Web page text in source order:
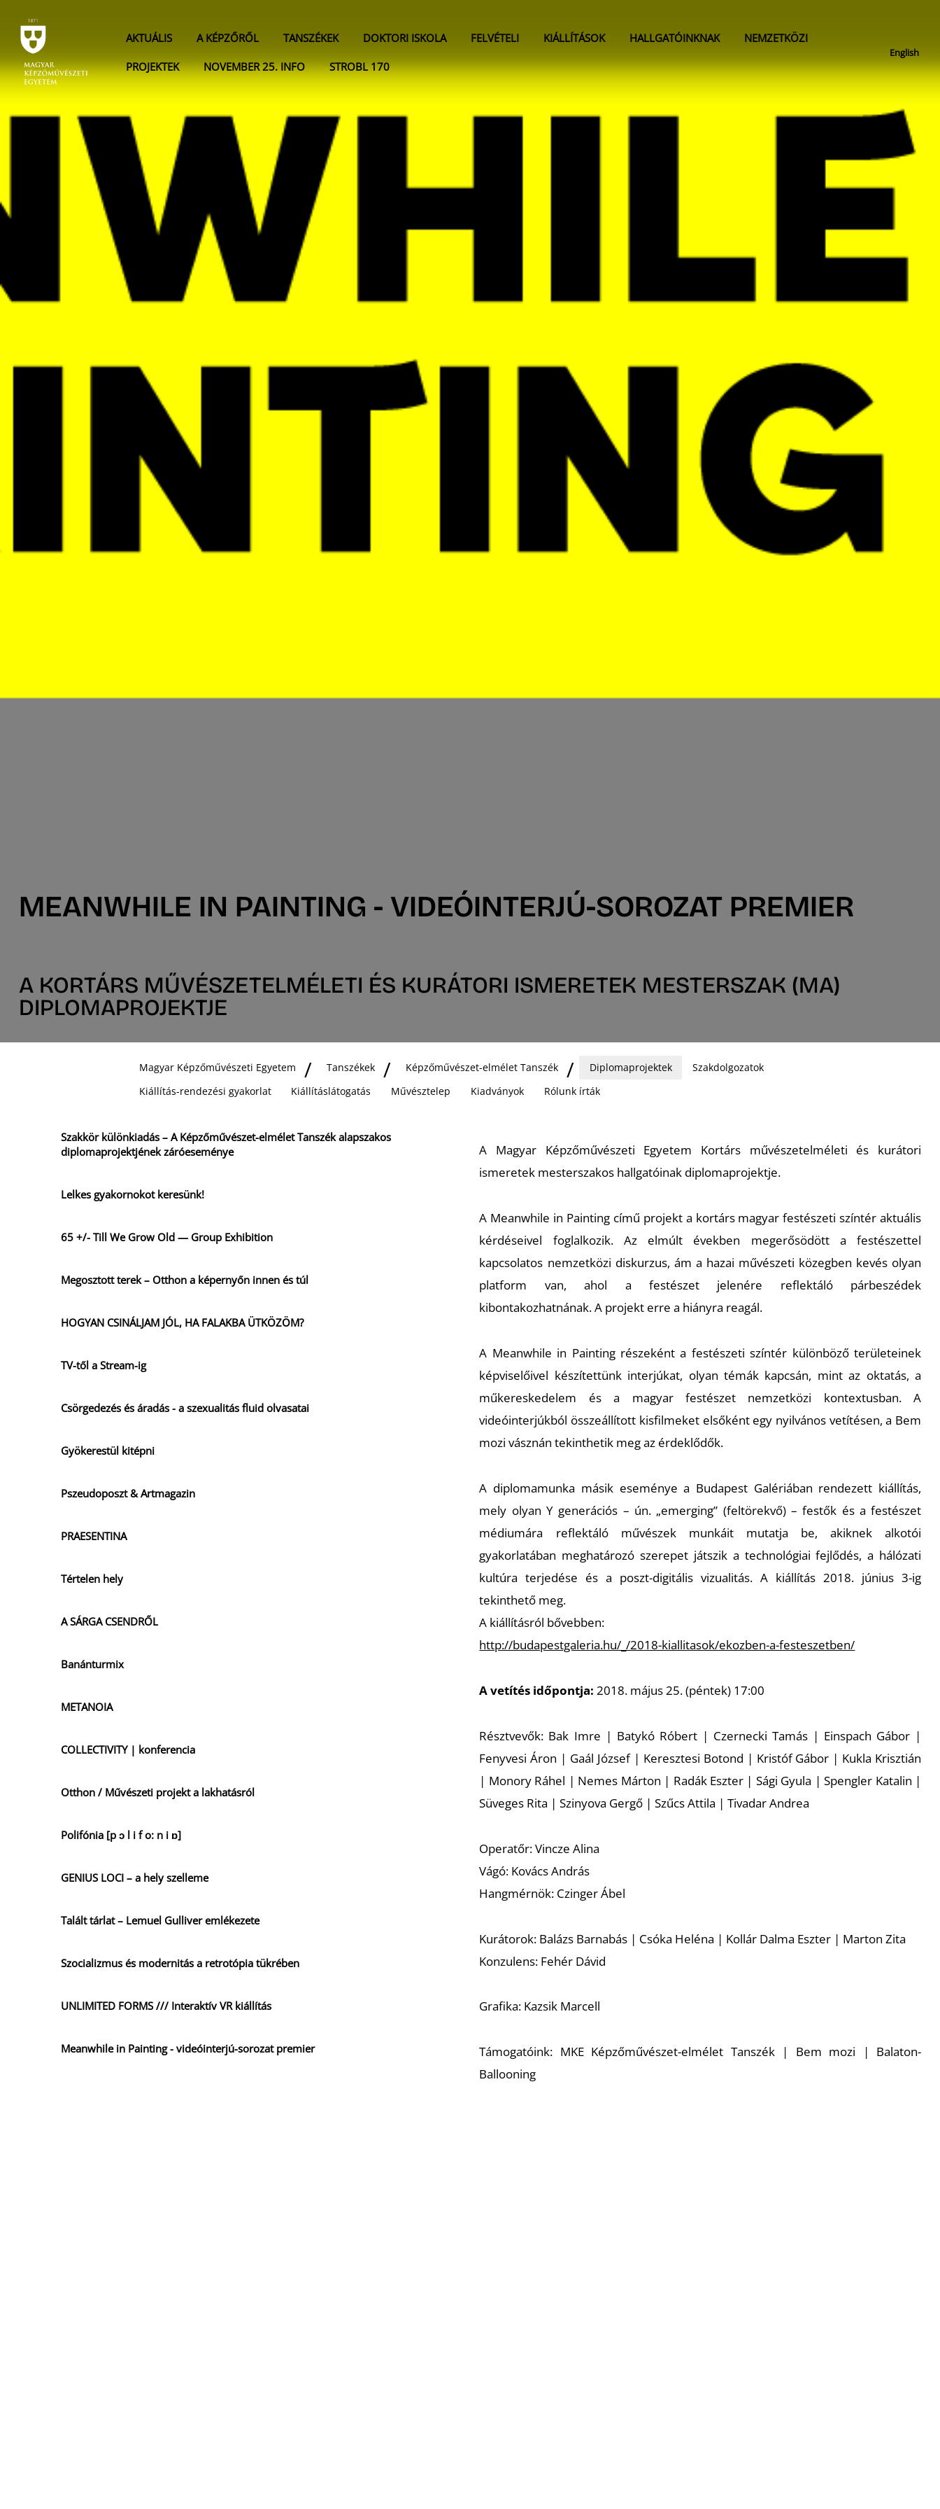
AKTUÁLIS A KÉPZŐRŐL TANSZÉKEK DOKTORI ISKOLA FELVÉTELI KIÁLLÍTÁSOK HALLGATÓINKNAK
NEMZETKÖZI
PROJEKTEK
NOVEMBER 25. INFO STROBL 170
English
MEANWHILE IN PAINTING - VIDEÓINTERJÚ-SOROZAT PREMIER
A KORTÁRS MŰVÉSZETELMÉLETI ÉS KURÁTORI ISMERETEK MESTERSZAK (MA)
DIPLOMAPROJEKTJE
Magyar Képzőművészeti Egyetem Tanszékek Képzőművészet-elmélet Tanszék Diplomaprojektek
Szakdolgozatok
Kiállítás-rendezési gyakorlat
Kiállításlátogatás Művésztelep Kiadványok Rólunk írták
Szakkör különkiadás – A Képzőművészet-elmélet Tanszék alapszakos
diplomaprojektjének záróeseménye
Lelkes gyakornokot keresünk!
65 +/- Till We Grow Old — Group Exhibition
Megosztott terek – Otthon a képernyőn innen és túl
HOGYAN CSINÁLJAM JÓL, HA FALAKBA ÜTKÖZÖM?
TV-től a Stream-ig
Csörgedezés és áradás - a szexualitás fluid olvasatai
Gyökerestül kitépni
Pszeudoposzt & Artmagazin
PRAESENTINA
Tértelen hely
A SÁRGA CSENDRŐL
Banánturmix
METANOIA
COLLECTIVITY | konferencia
Otthon / Művészeti projekt a lakhatásról
Polifónia [p ɔ l i f o: n i ɒ]
GENIUS LOCI – a hely szelleme
Talált tárlat – Lemuel Gulliver emlékezete
Szocializmus és modernitás a retrotópia tükrében
UNLIMITED FORMS /// Interaktív VR kiállítás
Meanwhile in Painting - videóinterjú-sorozat premier
A Magyar Képzőművészeti Egyetem Kortárs művészetelméleti és kurátori
ismeretek mesterszakos hallgatóinak diplomaprojektje.
A Meanwhile in Painting című projekt a kortárs magyar festészeti színtér aktuális
kérdéseivel foglalkozik. Az elmúlt években megerősödött a festészettel
kapcsolatos nemzetközi diskurzus, ám a hazai művészeti közegben kevés olyan
platform van, ahol a festészet jelenére reflektáló párbeszédek
kibontakozhatnának. A projekt erre a hiányra reagál.
A Meanwhile in Painting részeként a festészeti színtér különböző területeinek
képviselőivel készítettünk interjúkat, olyan témák kapcsán, mint az oktatás, a
műkereskedelem és a magyar festészet nemzetközi kontextusban. A
videóinterjúkból összeállított kisfilmeket elsőként egy nyilvános vetítésen, a Bem
mozi vásznán tekinthetik meg az érdeklődők.
A diplomamunka másik eseménye a Budapest Galériában rendezett kiállítás,
mely olyan Y generációs – ún. „emerging” (feltörekvő) – festők és a festészet
médiumára reflektáló művészek munkáit mutatja be, akiknek alkotói
gyakorlatában meghatározó szerepet játszik a technológiai fejlődés, a hálózati
kultúra terjedése és a poszt-digitális vizualitás. A kiállítás 2018. június 3-ig
tekinthető meg.
A kiállításról bővebben:
http://budapestgaleria.hu/_/2018-kiallitasok/ekozben-a-festeszetben/
A vetítés időpontja:2018. május 25. (péntek) 17:00
Résztvevők: Bak Imre | Batykó Róbert | Czernecki Tamás | Einspach Gábor |
Fenyvesi Áron | Gaál József | Keresztesi Botond | Kristóf Gábor | Kukla Krisztián
| Monory Ráhel | Nemes Márton | Radák Eszter | Sági Gyula | Spengler Katalin |
Süveges Rita | Szinyova Gergő | Szűcs Attila | Tivadar Andrea
Operatőr: Vincze Alina
Vágó: Kovács András
Hangmérnök: Czinger Ábel
Kurátorok: Balázs Barnabás | Csóka Heléna | Kollár Dalma Eszter | Marton Zita
Konzulens: Fehér Dávid
Grafika: Kazsik Marcell
Támogatóink: MKE Képzőművészet-elmélet Tanszék | Bem mozi | Balaton-
Ballooning